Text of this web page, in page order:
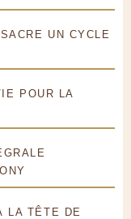
UN CYCLE
POUR LA
LA TÊTE DE